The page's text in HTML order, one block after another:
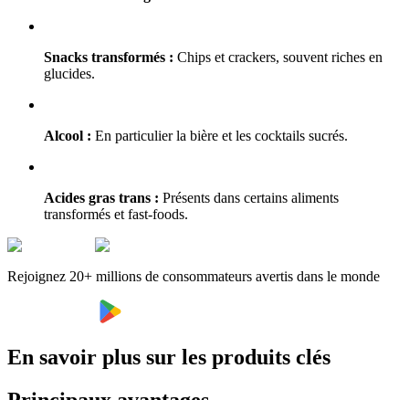
Snacks transformés : Chips et crackers, souvent riches en
glucides.
Alcool : En particulier la bière et les cocktails sucrés.
Acides gras trans : Présents dans certains aliments
transformés et fast-foods.
Rejoignez 20+ millions de consommateurs avertis dans le monde
En savoir plus sur les produits clés